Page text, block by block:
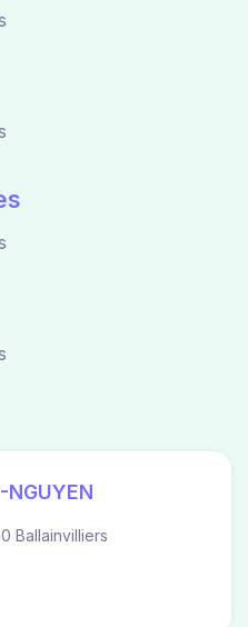
NGUYEN
Ballainvilliers